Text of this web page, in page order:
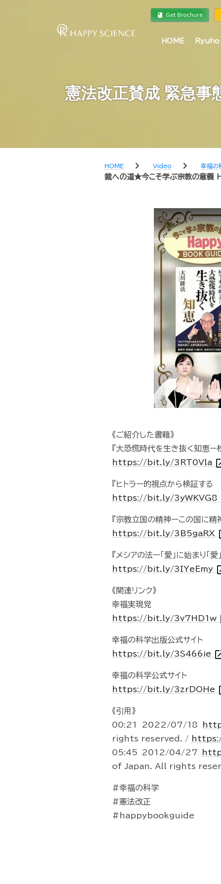
book Get Brochure
HOME
憲法改正賛成 緊急
HOME chevron_right Video chevron_right 幸福の
裁への道★今こそ学ぶ宗教の意
《ご紹介した書籍》
『大恐慌時代を生き抜く知恵ー
https://bit.ly/3RT0Vla
『ヒトラー的視点から検証す
https://bit.ly/3yWKVG8
『宗教立国の精神ーこの国に精
https://bit.ly/3B5gaRX
『メシアの法ー「愛」に始まり「愛
https://bit.ly/3IYeEmy
《関連リンク》
幸福実現党
https://bit.ly/3v7HD1w
幸福の科学出版公式サイト
https://bit.ly/3S466ie
幸福の科学公式サイト
https://bit.ly/3zrDOHe
《引用》
00:21 2022/07/18
rights reserved. /
05:45 2012/04/27
of Japan. All rights
#幸福の科学
#憲法改正
#happybookguide